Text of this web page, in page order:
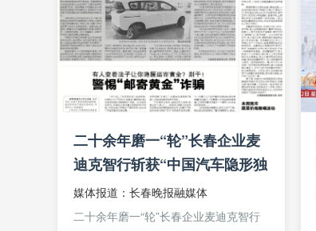
二十余年磨一“轮”长春企业麦
迪克智行斩获“中国汽车隐形独
角兽”称号
媒体报道：长春晚报融媒体
二十余年磨一“轮”长春企业麦迪克智行